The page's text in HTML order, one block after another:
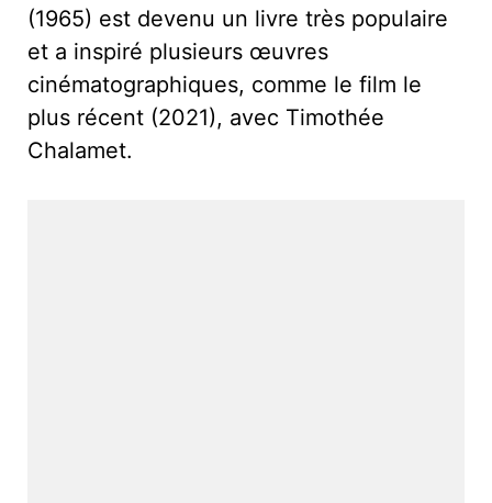
(1965) est devenu un livre très populaire
et a inspiré plusieurs œuvres
cinématographiques, comme le film le
plus récent (2021), avec Timothée
Chalamet.